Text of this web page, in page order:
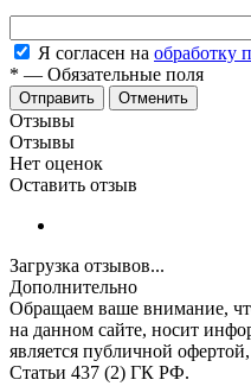
Я согласен на обработку
* — Обязательные поля
Отменить
Отзывы
Отзывы
Нет оценок
Оставить отзыв
Загрузка отзывов...
Дополнительно
Обращаем ваше внимание,
на данном сайте, носит
является публичной
Статьи 437 (2) ГК РФ.